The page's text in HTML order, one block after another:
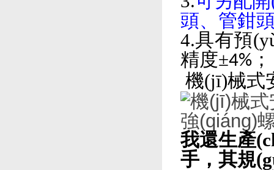
頭、管鉗頭
4.具有預
精度±4% ；
機(jī)械式
我還生產
手，其